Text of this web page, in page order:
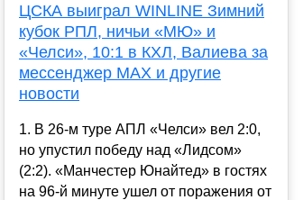
ЦСКА выиграл WINLINE Зимний
кубок РПЛ, ничьи «МЮ» и
«Челси», 10:1 в КХЛ, Валиева за
мессенджер МАХ и другие
новости
1. В 26-м туре АПЛ «Челси» вел 2:0,
но упустил победу над «Лидсом»
(2:2). «Манчестер Юнайтед» в гостях
на 96-й минуте ушел от поражения от